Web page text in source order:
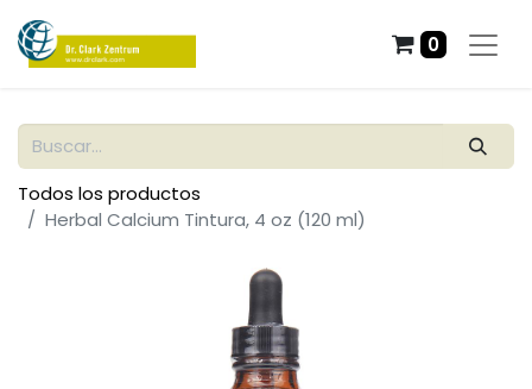
0
Todos los productos
Herbal Calcium Tintura, 4 oz (120 ml)